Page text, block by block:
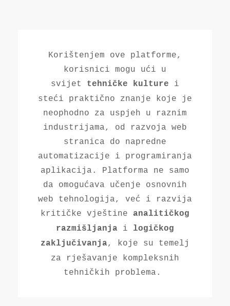
Korištenjem ove platforme,
korisnici mogu ući u
svijet tehničke kulture i
steći praktično znanje koje je
neophodno za uspjeh u raznim
industrijama, od razvoja web
stranica do napredne
automatizacije i programiranja
aplikacija. Platforma ne samo
da omogućava učenje osnovnih
web tehnologija, već i razvija
kritičke vještine analitičkog
razmišljanja i logičkog
zaključivanja, koje su temelj
za rješavanje kompleksnih
tehničkih problema.